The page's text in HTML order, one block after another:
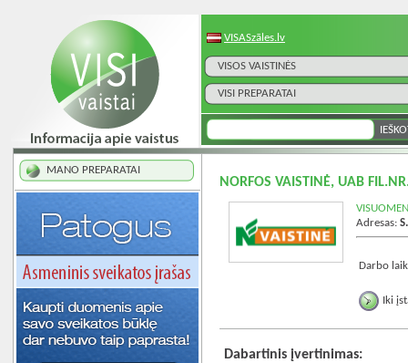
VISASzāles.lv
VISOS VAISTINĖS
VISI PREPARATAI
MANO PREPARATAI
NORFOS VAISTINĖ, UAB
Adresas:
Darbo
Iki
Dabartinis įvertinimas: